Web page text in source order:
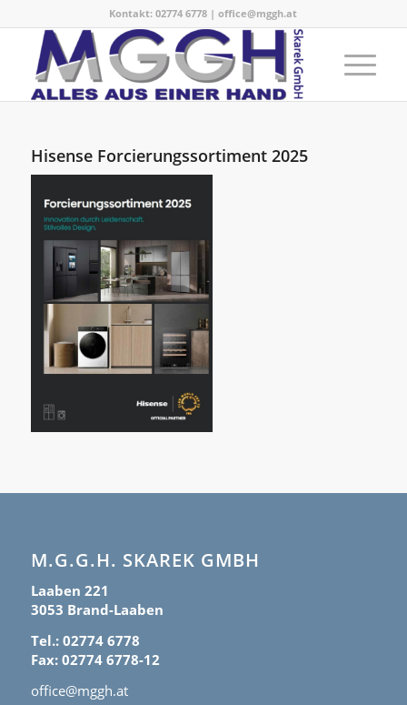
Kontakt:02774 6778 |office@mggh.at
Hisense Forcierungssortiment 2025
M.G.G.H. SKAREK GMBH
Laaben 221
3053 Brand-Laaben
Tel.: 02774 6778
Fax: 02774 6778-12
office@mggh.at